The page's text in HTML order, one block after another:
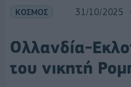
ΚΟΣΜΟΣ 31/10/2025
Ολλανδία-
του νικητή